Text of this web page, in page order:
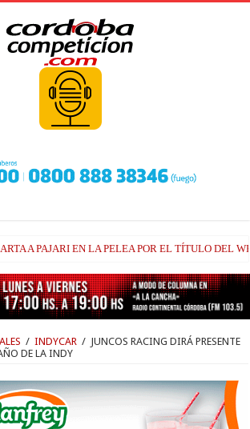
A PAJARI EN LA PELEA POR EL TÍTULO DEL
Y TRACKHOUSE, A CONTINUIDAD
/ INDYCAR / JUNCOS RACING DIRÁ PRESENTE
DE LA INDY